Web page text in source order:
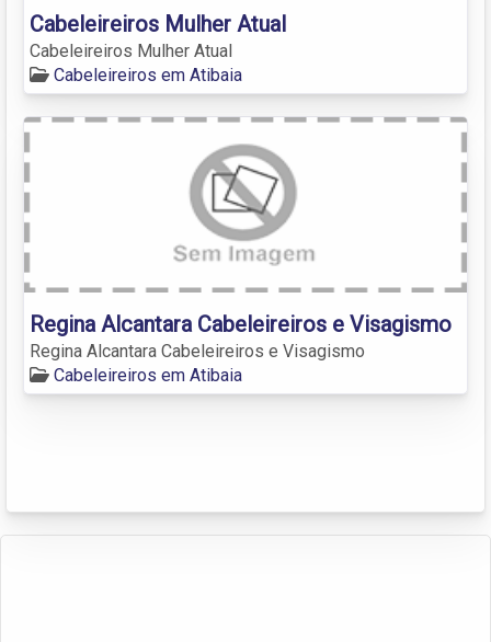
Cabeleireiros Mulher Atual
Cabeleireiros Mulher Atual
Cabeleireiros em Atibaia
Regina Alcantara Cabeleireiros e Visagismo
Regina Alcantara Cabeleireiros e Visagismo
Cabeleireiros em Atibaia